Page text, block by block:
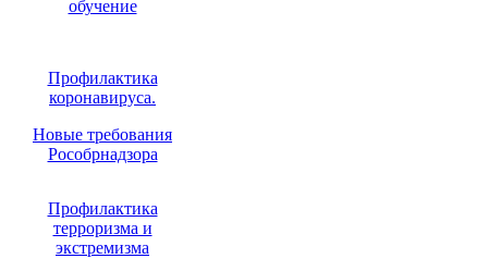
обучение
Профилактика
коронавируса.
Новые требования
Рособрнадзора
Профилактика
терроризма и
экстремизма